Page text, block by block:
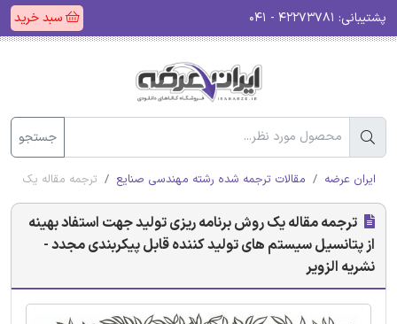
پشتیبانی: سبد خرید
جستجو
ایران عرضه مقالات ترجمه شده رشته مهندسی صنایع ترجمه مقاله یک
ترجمه مقاله یک روش برنامه ریزی تولید جهت استفاد بهینه
از پتانسیل سیستم های تولید کننده قابل پیکربندی مجدد -
نشریه الزویر